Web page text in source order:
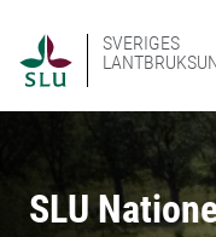
SVERIGES
SLU